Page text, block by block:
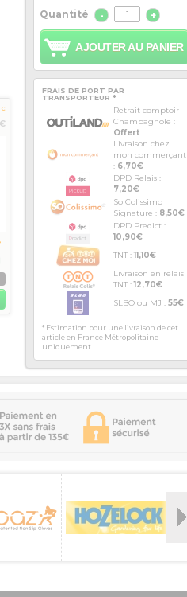
Quantité - +
AJOUTER AU PANIER
FRAIS DE PORT PAR
TRANSPORTEUR *
Retrait comptoir
Champagnole :
Offert
Livraison chez
mon commerçant
: 6,70€
DPD Relais :
7,20€
So Colissimo
Signature : 8,50€
DPD Predict :
10,90€
TNT :11,10€
Livraison en relais
TNT :12,70€
SLBO ou MJ : 55€
* Estimation pour une livraison de cet
article en France Métropolitaine
uniquement.
€